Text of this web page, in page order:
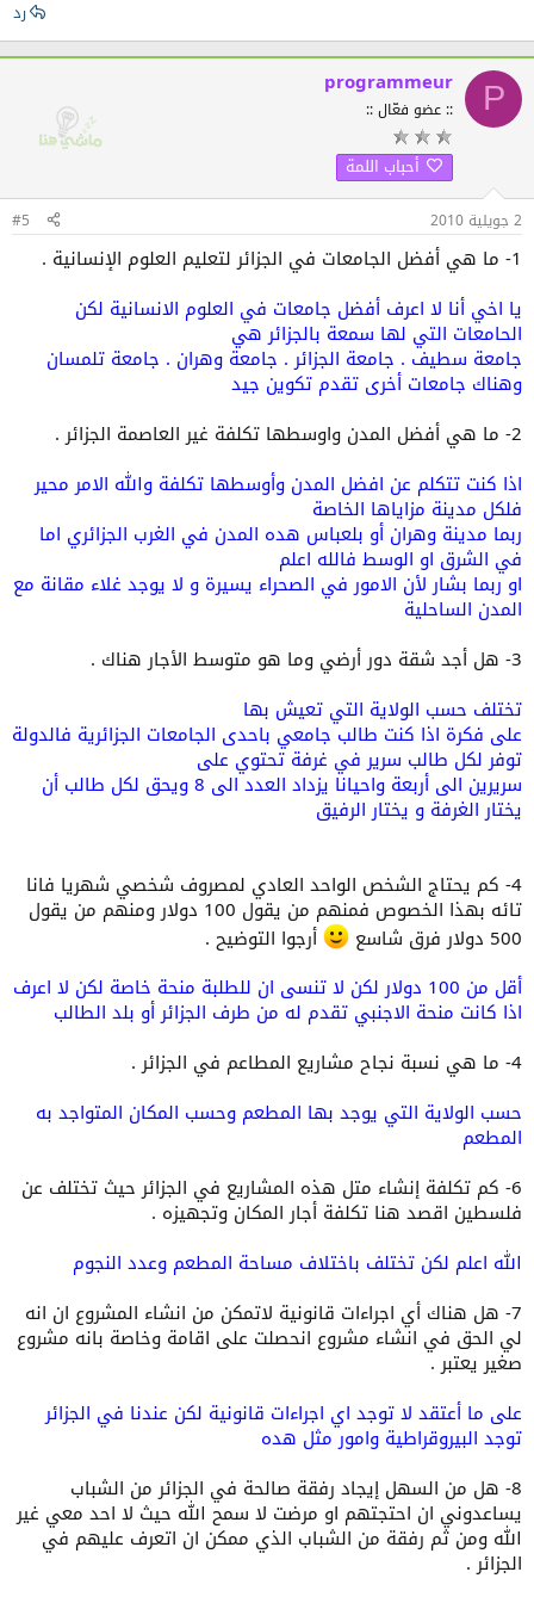
رد
P
programmeur
:: عضو فعّال ::
أحباب اللمة
2 جويلية 2010 #5
1- ما هي أفضل الجامعات في الجزائر لتعليم العلوم الإنسانية .
يا اخي أنا لا اعرف أفضل جامعات في العلوم الانسانية لكن
الحامعات التي لها سمعة بالجزائر هي
جامعة سطيف . جامعة الجزائر . جامعة وهران . جامعة تلمسان
وهناك جامعات أخرى تقدم تكوين جيد
2- ما هي أفضل المدن واوسطها تكلفة غير العاصمة الجزائر .
اذا كنت تتكلم عن افضل المدن وأوسطها تكلفة والله الامر محير
فلكل مدينة مزاياها الخاصة
ربما مدينة وهران أو بلعباس هده المدن في الغرب الجزائري اما
في الشرق او الوسط فالله اعلم
او ربما بشار لأن الامور في الصحراء يسيرة و لا يوجد غلاء مقانة مع
المدن الساحلية
3- هل أجد شقة دور أرضي وما هو متوسط الأجار هناك .
تختلف حسب الولاية التي تعيش بها
على فكرة اذا كنت طالب جامعي باحدى الجامعات الجزائرية فالدولة
توفر لكل طالب سرير في غرفة تحتوي على
سريرين الى أربعة واحيانا يزداد العدد الى 8 ويحق لكل طالب أن
يختار الغرفة و يختار الرفيق
4- كم يحتاج الشخص الواحد العادي لمصروف شخصي شهريا فانا
تائه بهذا الخصوص فمنهم من يقول 100 دولار ومنهم من يقول
500 دولار فرق شاسع
أرجوا التوضيح .
أقل من 100 دولار لكن لا تنسى ان للطلبة منحة خاصة لكن لا اعرف
اذا كانت منحة الاجنبي تقدم له من طرف الجزائر أو بلد الطالب
4- ما هي نسبة نجاح مشاريع المطاعم في الجزائر .
حسب الولاية التي يوجد بها المطعم وحسب المكان المتواجد به
المطعم
6- كم تكلفة إنشاء متل هذه المشاريع في الجزائر حيث تختلف عن
فلسطين اقصد هنا تكلفة أجار المكان وتجهيزه .
الله اعلم لكن تختلف باختلاف مساحة المطعم وعدد النجوم
7- هل هناك أي اجراءات قانونية لاتمكن من انشاء المشروع ان انه
لي الحق في انشاء مشروع انحصلت على اقامة وخاصة بانه مشروع
صغير يعتبر .
على ما أعتقد لا توجد اي اجراءات قانونية لكن عندنا في الجزائر
توجد البيروقراطية وامور مثل هده
8- هل من السهل إيجاد رفقة صالحة في الجزائر من الشباب
يساعدوني ان احتجتهم او مرضت لا سمح الله حيث لا احد معي غير
الله ومن ثم رفقة من الشباب الذي ممكن ان اتعرف عليهم في
الجزائر .